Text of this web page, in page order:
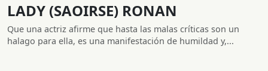
LADY (SAOIRSE) RONAN
Que una actriz afirme que hasta las malas críticas son un
halago para ella, es una manifestación de humildad y,...